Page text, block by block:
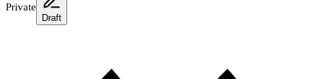
Private
Draft